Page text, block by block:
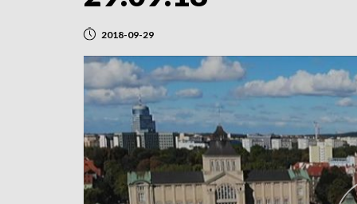
2018-09-29